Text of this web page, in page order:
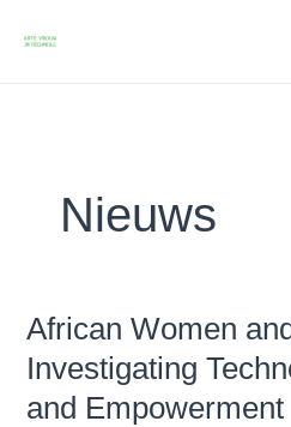
Nieuws
African Women
Investigating
and Empowerment
African
and
ICTs: